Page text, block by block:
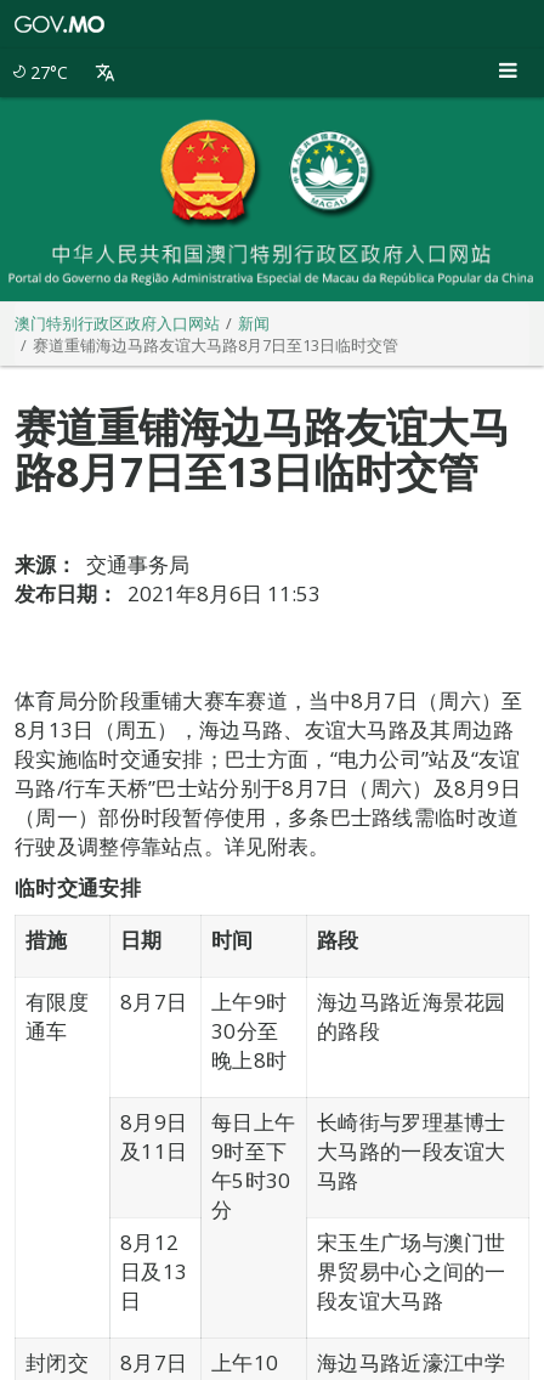
27°C
澳门特别行政区政府入口网站
新闻
赛道重铺海边马路友谊大马路8月7日至13日临时交管
赛道重铺海边马路友谊大马
路8月7日至13日临时交管
来源：
交通事务局
发布日期：
2021年8月6日 11:53
体育局分阶段重铺大赛车赛道，当中8月7日（周六）至
8月13日（周五），海边马路、友谊大马路及其周边路
段实施临时交通安排；巴士方面，“电力公司”站及“友谊
马路/行车天桥”巴士站分别于8月7日（周六）及8月9日
（周一）部份时段暂停使用，多条巴士路线需临时改道
行驶及调整停靠站点。详见附表。
临时交通安排
措施
日期 时间 路段
有限度
通车
8月7日
上午9时
30分至
晚上8时
海边马路近海景花园
的路段
8月9日
及11日
每日上午
9时至下
午5时30
分
长崎街与罗理基博士
大马路的一段友谊大
马路
8月12
日及13
日
宋玉生广场与澳门世
界贸易中心之间的一
段友谊大马路
封闭交
8月7日
上午10
海边马路近濠江中学